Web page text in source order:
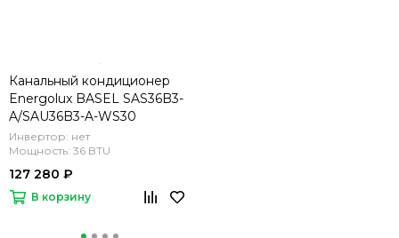
Канальный кондиционер
Energolux BASEL SAS36B3-
A/SAU36B3-A-WS30
Инвертор: нет
Мощность: 36 BTU
127 280 ₽
В корзину